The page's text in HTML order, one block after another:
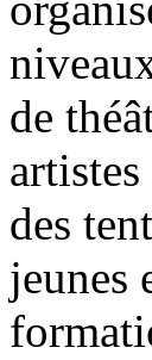
de
des
jeunes